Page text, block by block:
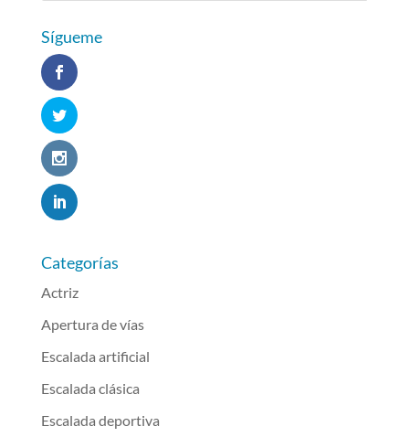
Sígueme
Categorías
Actriz
Apertura de vías
Escalada artificial
Escalada clásica
Escalada deportiva